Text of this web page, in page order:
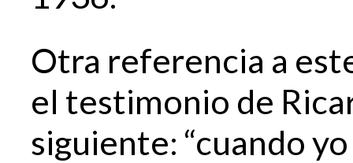
Otra referencia a
el testimonio de
siguiente: “cuando